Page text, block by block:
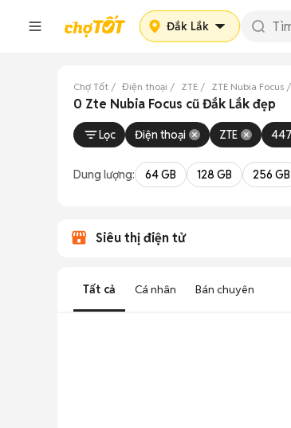
Đắk Lắk
Chợ Tốt Điện thoại ZTE ZTE Nubia Focus
0 Zte Nubia Focus cũ Đắk Lắk đẹp
Lọc Điện thoại ZTE
Dung lượng: 64 GB 128 GB 256 GB
Siêu thị điện tử
Tất cả Cá nhân Bán chuyên